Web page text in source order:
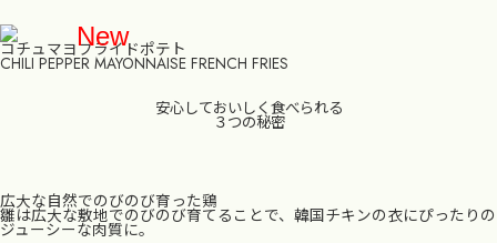
GRAND MENU
New
コチュマヨフライドポテト
CHILI PEPPER MAYONNAISE FRENCH FRIES
安心しておいしく食べられる
３つの秘密
広大な自然でのびのび育った鶏
雛は広大な敷地でのびのび育てることで、韓国チキンの衣にぴったりの
ジューシーな肉質に。